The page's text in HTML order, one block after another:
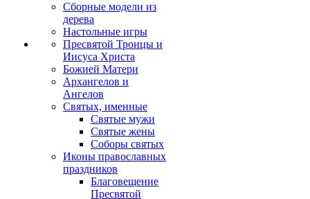
Сборные модели из
дерева
Настольные игры
Пресвятой Троицы и
Иисуса Христа
Божией Матери
Архангелов и
Ангелов
Святых, именные
Святые мужи
Святые жены
Соборы святых
Иконы православных
праздников
Благовещение
Пресвятой